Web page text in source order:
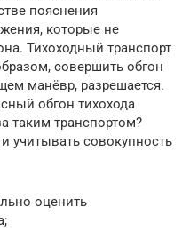
пояснения
которые не
Тихоходный транспорт
совершить обгон
манёвр, разрешается.
обгон тихохода
таким транспортом?
учитывать совокупность
оценить